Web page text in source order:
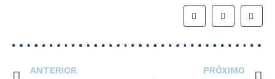
ANTERIOR PRÓXIMO